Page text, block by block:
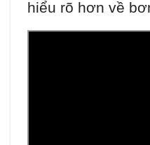
hiểu rõ hơn về